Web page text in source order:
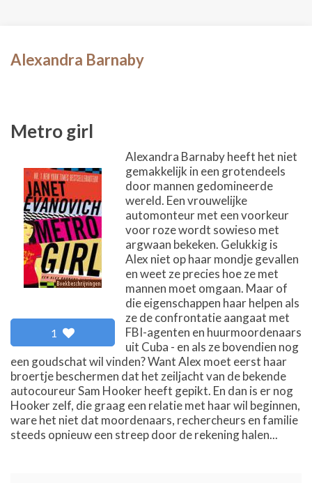
Alexandra Barnaby
Metro girl
1
Alexandra Barnaby heeft het niet
gemakkelijk in een grotendeels
door mannen gedomineerde
wereld. Een vrouwelijke
automonteur met een voorkeur
voor roze wordt sowieso met
argwaan bekeken. Gelukkig is
Alex niet op haar mondje gevallen
en weet ze precies hoe ze met
mannen moet omgaan. Maar of
die eigenschappen haar helpen als
ze de confrontatie aangaat met
FBI-agenten en huurmoordenaars
uit Cuba - en als ze bovendien nog
een goudschat wil vinden? Want Alex moet eerst haar
broertje beschermen dat het zeiljacht van de bekende
autocoureur Sam Hooker heeft gepikt. En dan is er nog
Hooker zelf, die graag een relatie met haar wil beginnen,
ware het niet dat moordenaars, rechercheurs en familie
steeds opnieuw een streep door de rekening halen...